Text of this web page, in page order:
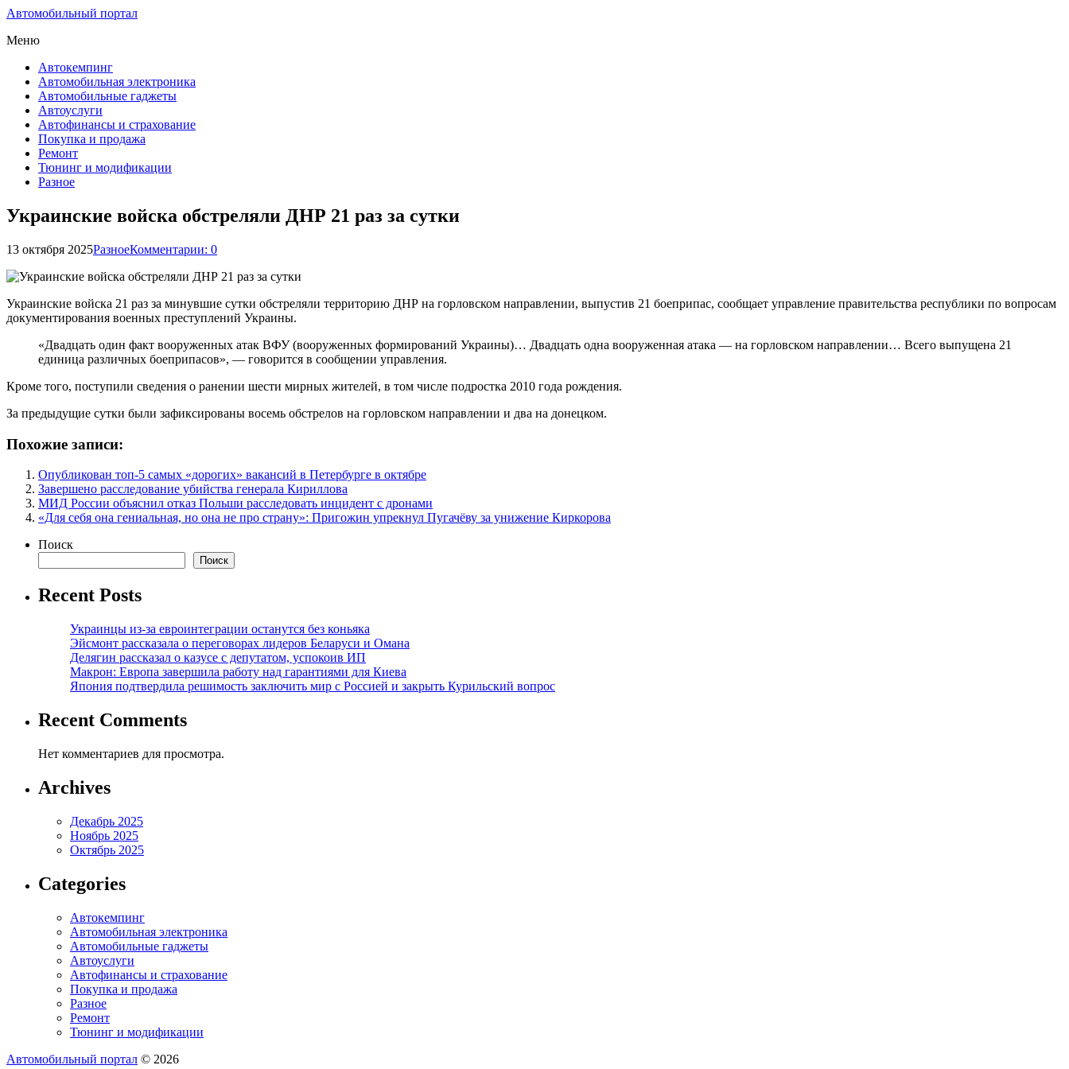
Автомобильный портал
Меню
Автокемпинг
Автомобильная электроника
Автомобильные гаджеты
Автоуслуги
Автофинансы и страхование
Покупка и продажа
Ремонт
Тюнинг и модификации
Разное
Украинские войска обстреляли ДНР 21 раз за сутки
13 октября 2025РазноеКомментарии: 0
Украинские войска 21 раз за минувшие сутки обстреляли территорию ДНР на горловском направлении, выпустив 21 боеприпас, сообщает управление правительства республики по вопросам
документирования военных преступлений Украины.
«Двадцать один факт вооруженных атак ВФУ (вооруженных формирований Украины)… Двадцать одна вооруженная атака — на горловском направлении… Всего выпущена 21
единица различных боеприпасов», — говорится в сообщении управления.
Кроме того, поступили сведения о ранении шести мирных жителей, в том числе подростка 2010 года рождения.
За предыдущие сутки были зафиксированы восемь обстрелов на горловском направлении и два на донецком.
Похожие записи:
Опубликован топ-5 самых «дорогих» вакансий в Петербурге в октябре
Завершено расследование убийства генерала Кириллова
МИД России объяснил отказ Польши расследовать инцидент с дронами
«Для себя она гениальная, но она не про страну»: Пригожин упрекнул Пугачёву за унижение Киркорова
Поиск
Поиск
Recent Posts
Украинцы из-за евроинтеграции останутся без коньяка
Эйсмонт рассказала о переговорах лидеров Беларуси и Омана
Делягин рассказал о казусе с депутатом, успокоив ИП
Макрон: Европа завершила работу над гарантиями для Киева
Япония подтвердила решимость заключить мир с Россией и закрыть Курильский вопрос
Recent Comments
Нет комментариев для просмотра.
Archives
Декабрь 2025
Ноябрь 2025
Октябрь 2025
Categories
Автокемпинг
Автомобильная электроника
Автомобильные гаджеты
Автоуслуги
Автофинансы и страхование
Покупка и продажа
Разное
Ремонт
Тюнинг и модификации
Автомобильный портал © 2026